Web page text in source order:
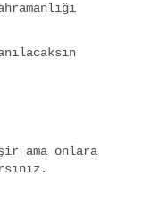
ama onlara